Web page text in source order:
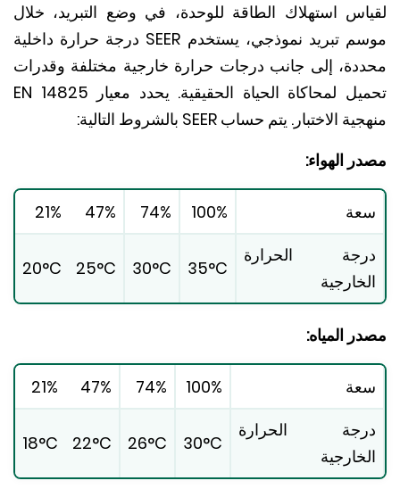
استهلاك الطاقة للوحدة، في وضع التبريد، خلال
موسم تبريد نموذجي، يستخدم SEER درجة حرارة داخلية
إلى جانب درجات حرارة خارجية مختلفة وقدرات
لمحاكاة الحياة الحقيقية.
يحدد معيار EN 14825
الاختبار.يتم حساب SEER بالشروط التالية:
الهواء:
100%
74%
47%
21%
الحرارة
35°C
30°C
25°C
20°C
المياه:
100%
74%
47%
21%
الحرارة
30°C
26°C
22°C
18°C